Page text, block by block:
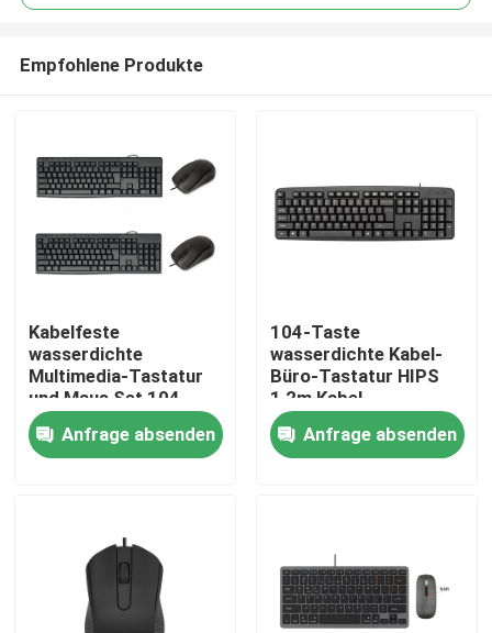
Zu Hause
Produkte
Werksbesichtigung
Empfohlene Produkte
Kabelfeste
wasserdichte
Multimedia-Tastatur
und Maus Set 104-
Taste + 13
Schalttasten / 1200
DPI HIPS Anpassbar
Anfrage absenden
104-Taste
wasserdichte Kabel-
Büro-Tastatur HIPS
1,2m Kabel
benutzerdefiniertes
Seidenbildschirm
Logo
Anfrage absenden